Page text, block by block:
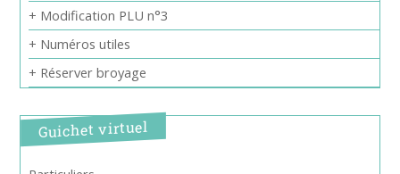
+ Modification PLU n°3
+ Numéros utiles
+ Réserver broyage
Guichet virtuel